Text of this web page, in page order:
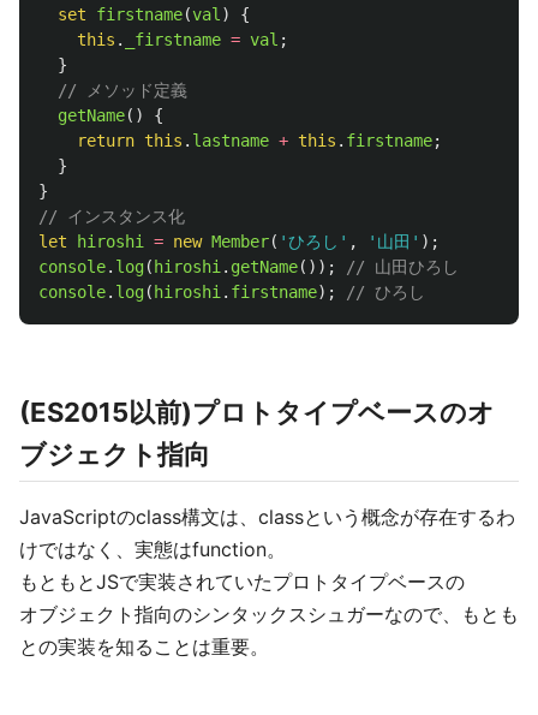
set
firstname(val )
{
this . _firstname = val ;
}
// メソッド定義
getName()
{
return this . lastname + this . firstname;
}
}
// インスタンス化
let
hiroshi = new Member( 'ひろし ' , ' 山田 ' );
console. log( hiroshi . getName());
// 山田ひろし
console. log( hiroshi . firstname); // ひろし
(ES2015以前)プロトタイプベースのオ
ブジェクト指向
JavaScriptのclass構文は、classという概念が存在するわ
けではなく、実態はfunction。
もともとJSで実装されていたプロトタイプベースの
オブジェクト指向のシンタックスシュガーなので、もとも
との実装を知ることは重要。